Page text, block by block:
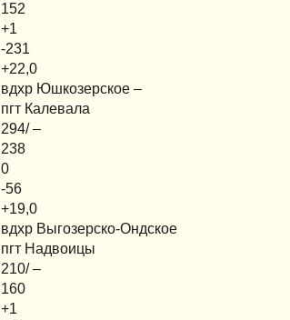
152
+1
-231
+22,0
вдхр Юшкозерское –
пгт Калевала
294/ –
238
0
-56
+19,0
вдхр Выгозерско-Ондское
пгт Надвоицы
210/ –
160
+1